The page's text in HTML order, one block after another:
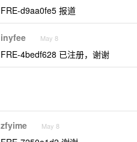
FRE-d9aa0fe5 报道
inyfee May 8
FRE-4bedf628 已注册，谢谢
zfyime May 8